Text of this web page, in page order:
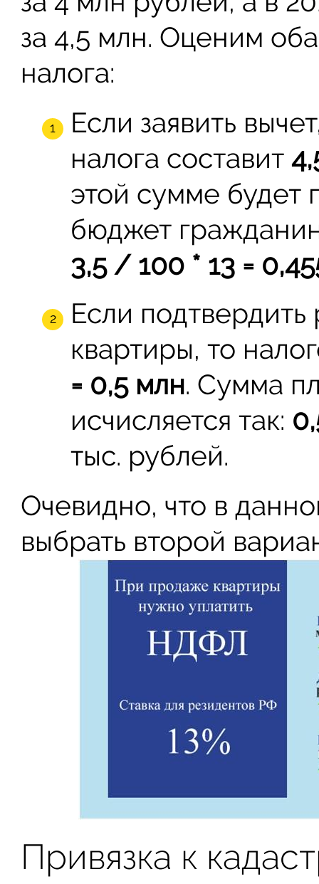
за 4,5 млн. Оценим
налога:
Если заявить
налога составит
этой сумме будет
бюджет
3,5 / 100 * 13 =
Если
квартиры, то
= 0,5 млн. Сумма
исчисляется так:
тыс. рублей.
Очевидно, что в
выбрать второй
Привязка к